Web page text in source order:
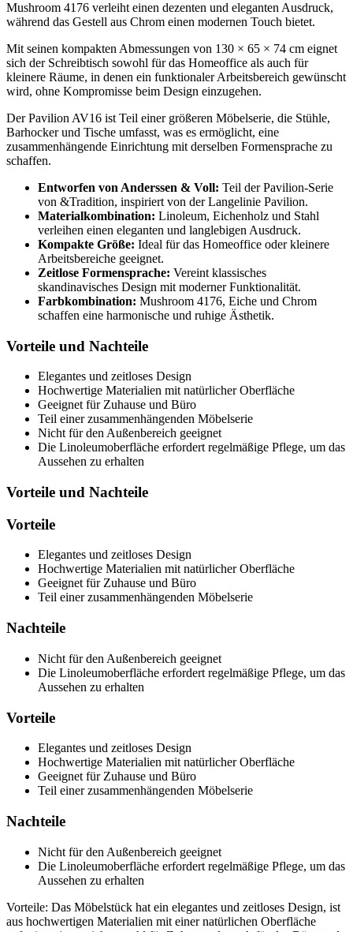
Mushroom 4176 verleiht einen dezenten und eleganten Ausdruck,
während das Gestell aus Chrom einen modernen Touch bietet.
Mit seinen kompakten Abmessungen von 130 × 65 × 74 cm eignet
sich der Schreibtisch sowohl für das Homeoffice als auch für
kleinere Räume, in denen ein funktionaler Arbeitsbereich gewünscht
wird, ohne Kompromisse beim Design einzugehen.
Der Pavilion AV16 ist Teil einer größeren Möbelserie, die Stühle,
Barhocker und Tische umfasst, was es ermöglicht, eine
zusammenhängende Einrichtung mit derselben Formensprache zu
schaffen.
Entworfen von Anderssen & Voll: Teil der Pavilion-Serie
von &Tradition, inspiriert von der Langelinie Pavilion.
Materialkombination: Linoleum, Eichenholz und Stahl
verleihen einen eleganten und langlebigen Ausdruck.
Kompakte Größe: Ideal für das Homeoffice oder kleinere
Arbeitsbereiche geeignet.
Zeitlose Formensprache: Vereint klassisches
skandinavisches Design mit moderner Funktionalität.
Farbkombination: Mushroom 4176, Eiche und Chrom
schaffen eine harmonische und ruhige Ästhetik.
Vorteile und Nachteile
Elegantes und zeitloses Design
Hochwertige Materialien mit natürlicher Oberfläche
Geeignet für Zuhause und Büro
Teil einer zusammenhängenden Möbelserie
Nicht für den Außenbereich geeignet
Die Linoleumoberfläche erfordert regelmäßige Pflege, um das
Aussehen zu erhalten
Vorteile und Nachteile
Vorteile
Elegantes und zeitloses Design
Hochwertige Materialien mit natürlicher Oberfläche
Geeignet für Zuhause und Büro
Teil einer zusammenhängenden Möbelserie
Nachteile
Nicht für den Außenbereich geeignet
Die Linoleumoberfläche erfordert regelmäßige Pflege, um das
Aussehen zu erhalten
Vorteile
Elegantes und zeitloses Design
Hochwertige Materialien mit natürlicher Oberfläche
Geeignet für Zuhause und Büro
Teil einer zusammenhängenden Möbelserie
Nachteile
Nicht für den Außenbereich geeignet
Die Linoleumoberfläche erfordert regelmäßige Pflege, um das
Aussehen zu erhalten
Vorteile: Das Möbelstück hat ein elegantes und zeitloses Design, ist
aus hochwertigen Materialien mit einer natürlichen Oberfläche